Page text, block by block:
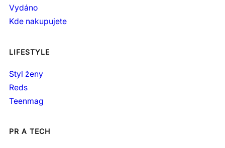
Vydáno
Kde nakupujete
LIFESTYLE
Styl ženy
Reds
Teenmag
PR A TECH